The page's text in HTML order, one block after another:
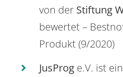
von der Stiftung
bewertet –
Produkt (9/2020)
JusProg e.V. ist